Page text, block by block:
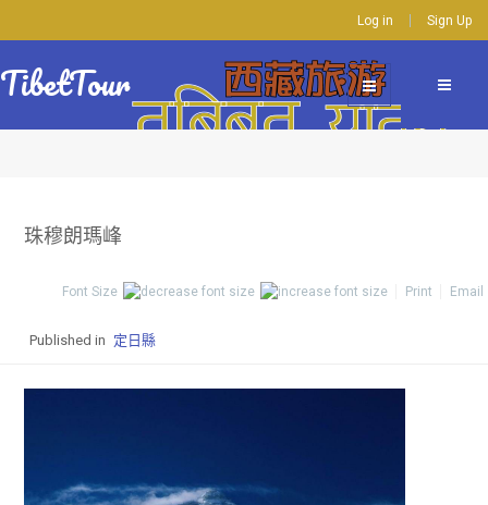
Log in Sign Up
TibetTour
珠穆朗瑪峰
Font Size Print Email
Published in 定日縣